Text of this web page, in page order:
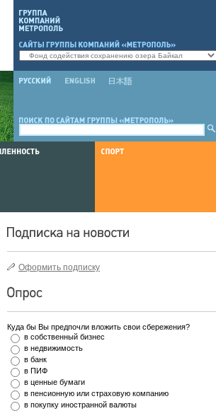
Оформить подписку
Куда бы Вы предпочли вложить свои сбережения?
в собственный бизнес
в недвижимость
в банк
в ПИФ
в ценные бумаги
в пенсионную или страховую компанию
в покупку иностранной валюты